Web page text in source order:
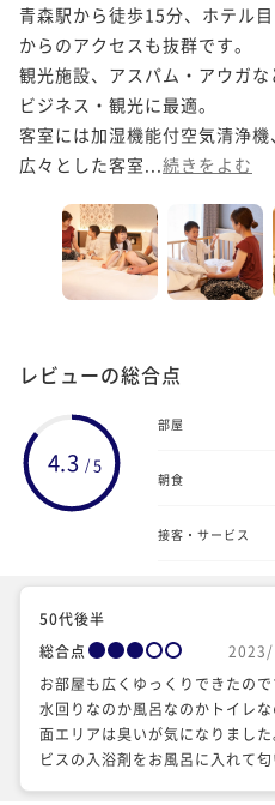
青森駅から徒歩15分、ホテル
からのアクセスも抜群です。
観光施設、アスパム・アウガな
ビジネス・観光に最適。
客室には加湿機能付空気清浄機
広々とした客室... 続きをよむ
レビューの総合点
4.3 /5
部屋
朝食
接客・サービス
50代後半
総合点
お部屋も広くゆっくりできたので
水回りなのか風呂なのかトイレ
面エリアは臭いが気になりました
ビスの入浴剤をお風呂に入れて